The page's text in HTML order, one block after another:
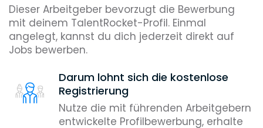
Dieser Arbeitgeber bevorzugt die Bewerbung
mit deinem TalentRocket-Profil. Einmal
angelegt, kannst du dich jederzeit direkt auf
Jobs bewerben.
Darum lohnt sich die kostenlose
Registrierung
Nutze die mit führenden Arbeitgebern
entwickelte Profilbewerbung, erhalte